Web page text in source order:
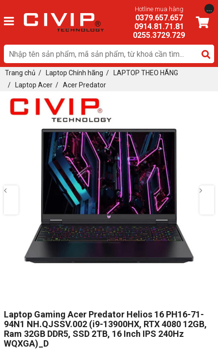
Hotline mua hàng
0379.657.657
0914.81.71.81
0255.3729.729
...
Trang chủ / Laptop Chính hãng /
LAPTOP THEO HÃNG
/
Laptop Acer / Acer Predator
Laptop Gaming Acer Predator Helios 16 PH16-71-
94N1 NH.QJSSV.002 (i9-13900HX, RTX 4080 12GB,
Ram 32GB DDR5, SSD 2TB, 16 Inch IPS 240Hz
WQXGA)_D